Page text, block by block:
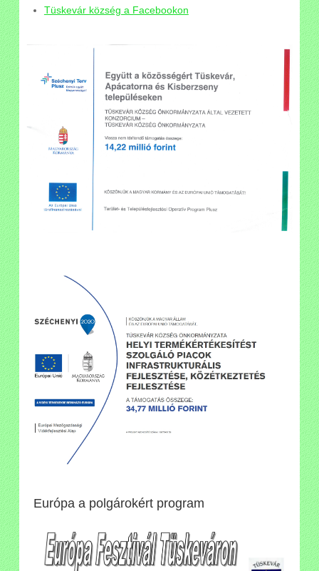
Tüskevár község a Facebookon
Európa a polgárokért program